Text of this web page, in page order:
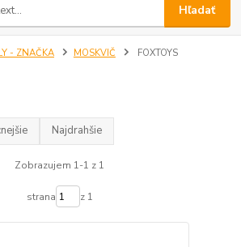
Hľadať
- ZNAČKA MOSKVIČ FOXTOYS
Najdrahšie
Zobrazujem 1-1 z 1
strana z 1